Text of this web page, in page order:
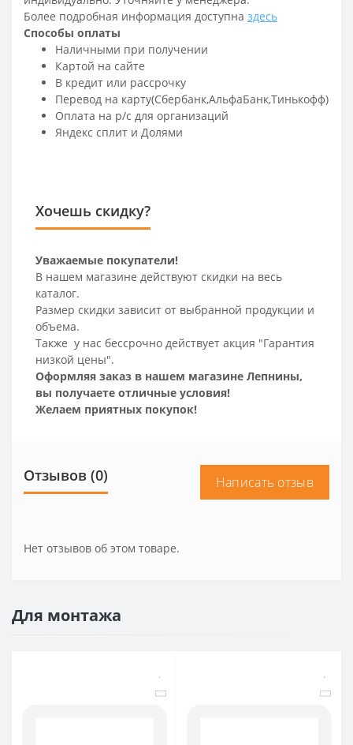
Более подробная информация доступна здесь
Способы оплаты
Наличными при получении
Картой на сайте
В кредит или рассрочку
Перевод на карту(Сбербанк,АльфаБанк,Тинькофф)
Оплата на р/c для организаций
Яндекс сплит и Долями
Хочешь скидку?
Уважаемые покупатели!
В нашем магазине действуют скидки на весь
каталог.
Размер скидки зависит от выбранной продукции и
объема.
Также у нас бессрочно действует акция "Гарантия
низкой цены".
Оформляя заказ в нашем магазине Лепнины,
вы получаете отличные условия!
Желаем приятных покупок!
Отзывов (0) Написать отзыв
Нет отзывов об этом товаре.
Для монтажа